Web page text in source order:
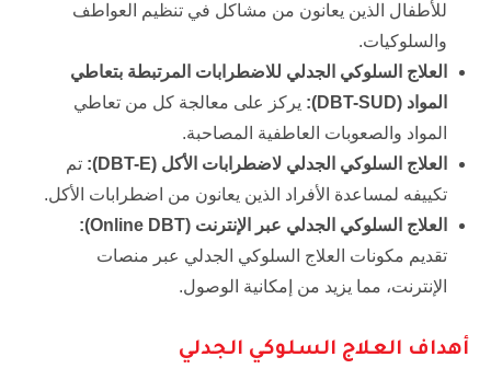
للأطفال الذين يعانون من مشاكل في تنظيم العواطف
والسلوكيات.
العلاج السلوكي الجدلي للاضطرابات المرتبطة بتعاطي
المواد (DBT-SUD
): يركز على معالجة كل من تعاطي
المواد والصعوبات العاطفية المصاحبة.
العلاج السلوكي الجدلي لاضطرابات الأكل (DBT-E
): تم
تكييفه لمساعدة الأفراد الذين يعانون من اضطرابات الأكل.
العلاج السلوكي الجدلي عبر الإنترنت (Online DBT
):
تقديم مكونات العلاج السلوكي الجدلي عبر منصات
الإنترنت، مما يزيد من إمكانية الوصول.
أهداف العلاج السلوكي الجدلي